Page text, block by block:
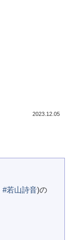
2023.12.05
#若山詩音)の